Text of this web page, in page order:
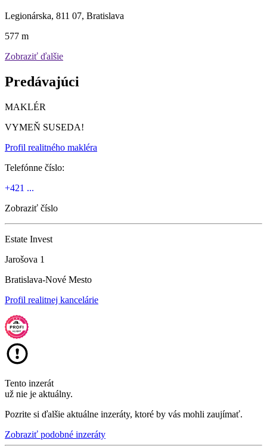
Legionárska, 811 07, Bratislava
577 m
Zobraziť ďalšie
Predávajúci
MAKLÉR
VYMEŇ SUSEDA!
Profil realitného makléra
Telefónne číslo:
+421 ...
Zobraziť číslo
Estate Invest
Jarošova 1
Bratislava-Nové Mesto
Profil realitnej kancelárie
Tento inzerát
už nie je aktuálny.
Pozrite si ďalšie aktuálne inzeráty, ktoré by vás mohli zaujímať.
Zobraziť podobné inzeráty